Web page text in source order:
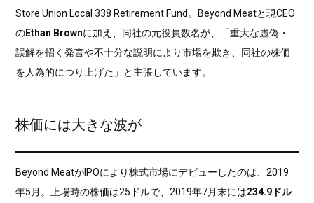
Store Union Local 338 Retirement Fund。Beyond Meatと現CEO
のEthan Brownに加え、同社の元役員数名が、「重大な虚偽・
誤解を招く発言や不十分な説明により市場を欺き、同社の株価
を人為的につり上げた」と主張しています。
株価には大きな波が
Beyond MeatがIPOにより株式市場にデビューしたのは、2019
年5月。上場時の株価は25ドルで、2019年7月末には234.9ドル